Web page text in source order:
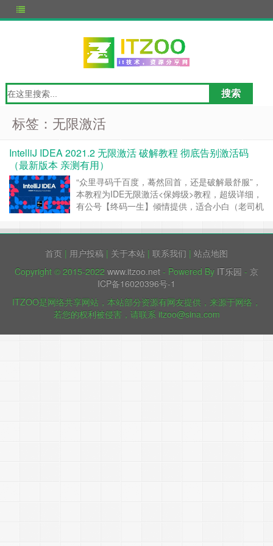
标签：无限激活
IntelliJ IDEA 2021.2 无限激活 破解教程 彻底告别激活码
（最新版本 亲测有用）
“众里寻码千百度，蓦然回首，还是破解最舒服”，
本教程为IDE无限激活<保姆级>教程，超级详细，
有公号【终码一生】倾情提供，适合小白（老司机
码！ 最近Jetbrains官方对破解和白嫖激活码打击
至一天需要2次更新，破解工具也是前赴后继的被
和谐。不少……继续阅读 »
首页 | 用户投稿 | 关于本站 | 联系我们 | 站点地图
Copyright © 2015-2022 www.itzoo.net - Powered By IT乐园 - 京
ICP备16020396号-1
ITZOO是网络共享网站，本站部分资源有网友提供，来源于网络，
若您的权利被侵害，请联系 itzoo@sina.com